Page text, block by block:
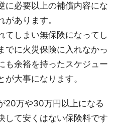
に必要以上の補償内容にな
あります。
てしまい無保険になってし
でに火災保険に入れなかっ
も余裕を持ったスケジュー
大事になります。
20万や30万円以上になる
して安くはない保険料です